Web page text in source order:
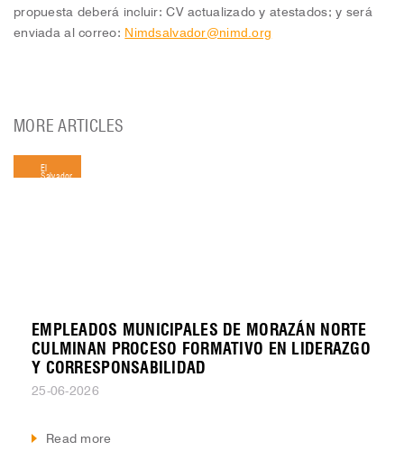
propuesta deberá incluir: CV actualizado y atestados; y será
enviada al correo: Nimdsalvador@nimd.org
MORE ARTICLES
EMPLEADOS MUNICIPALES DE MORAZÁN NORTE
CULMINAN PROCESO FORMATIVO EN LIDERAZGO
Y CORRESPONSABILIDAD
25-06-2026
Read more
El
Salvador